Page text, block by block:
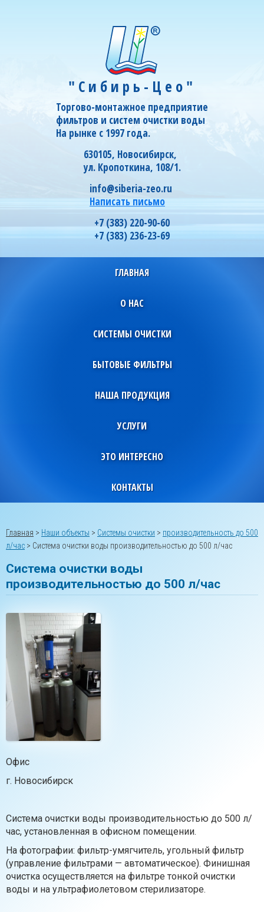
"Сибирь-Цео"
Торгово-монтажное предприятие
фильтров и систем очистки воды
На рынке с 1997 года.
630105, Новосибирск,
ул. Кропоткина, 108/1.
info@siberia-zeo.ru
Написать письмо
+7 (383) 220-90-60
+7 (383) 236-23-69
ГЛАВНАЯ
О НАС
СИСТЕМЫ ОЧИСТКИ
БЫТОВЫЕ ФИЛЬТРЫ
НАША ПРОДУКЦИЯ
УСЛУГИ
ЭТО ИНТЕРЕСНО
КОНТАКТЫ
Главная > Наши объекты > Системы очистки > производительность до 500
л/час > Система очистки воды производительностью до 500 л/час
Система очистки воды
производительностью до 500 л/час
Офис
г. Новосибирск
Система очистки воды производительностью до 500 л/
час, установленная в офисном помещении.
На фотографии: фильтр-умягчитель, угольный фильтр
(управление фильтрами — автоматическое). Финишная
очистка осуществляется на фильтре тонкой очистки
воды и на ультрафиолетовом стерилизаторе.